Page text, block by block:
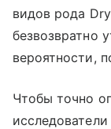
видов рода
безвозвратно
вероятности,
Чтобы точно